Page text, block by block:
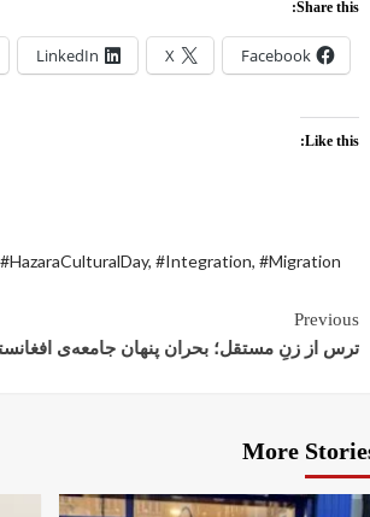
Share this:
Facebook
X
LinkedIn
Like this:
#HazaraCulturalDay, #Integration, #Migration
Previous
ترس از زنِ مستقل؛ بحران پنهان جامعه‌ی
More